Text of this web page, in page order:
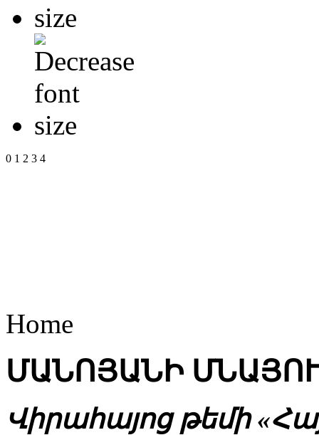
0 1 2 3 4
Home
ՄԱՆՈՅԱՆԻ
Վիրահայոց թեմի